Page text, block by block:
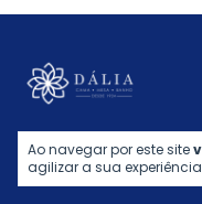
Ao navegar por este site
agilizar a sua